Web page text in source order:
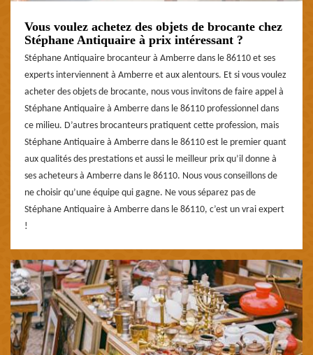
Vous voulez achetez des objets de brocante chez
Stéphane Antiquaire à prix intéressant ?
Stéphane Antiquaire brocanteur à Amberre dans le 86110 et ses
experts interviennent à Amberre et aux alentours. Et si vous voulez
acheter des objets de brocante, nous vous invitons de faire appel à
Stéphane Antiquaire à Amberre dans le 86110 professionnel dans
ce milieu. D’autres brocanteurs pratiquent cette profession, mais
Stéphane Antiquaire à Amberre dans le 86110 est le premier quant
aux qualités des prestations et aussi le meilleur prix qu’il donne à
ses acheteurs à Amberre dans le 86110. Nous vous conseillons de
ne choisir qu’une équipe qui gagne. Ne vous séparez pas de
Stéphane Antiquaire à Amberre dans le 86110, c’est un vrai expert
!